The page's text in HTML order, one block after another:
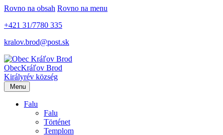
Rovno na obsah Rovno na menu
+421 31/7780 335
kralov.brod@post.sk
ObecKráľov Brod
Királyrév község
Menu
Falu
Falu
Történet
Templom